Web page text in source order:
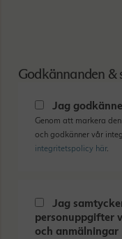
Godkännanden &
Jag
Genom att markera
och godkänner vår
integritetspolicy här.
Jag
personuppgifter
och anmälningar